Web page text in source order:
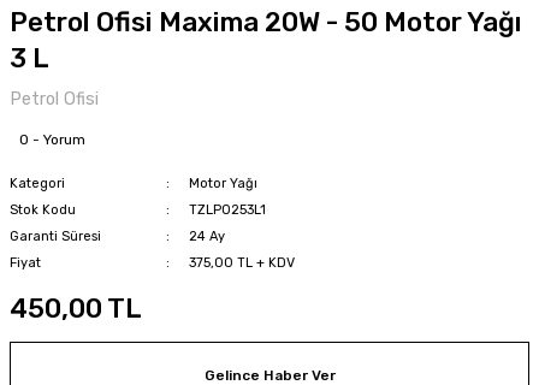
Petrol Ofisi Maxima 20W - 50 Motor Yağı
3 L
Petrol Ofisi
0 - Yorum
Kategori
Motor Yağı
Stok Kodu
TZLPO253L1
Garanti Süresi
24 Ay
Fiyat
375,00 TL + KDV
450,00 TL
Gelince Haber Ver